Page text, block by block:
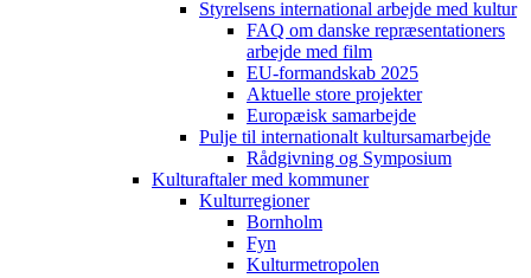
Styrelsens international arbejde med kultur
FAQ om danske repræsentationers
arbejde med film
EU-formandskab 2025
Aktuelle store projekter
Europæisk samarbejde
Pulje til internationalt kultursamarbejde
Rådgivning og Symposium
Kulturaftaler med kommuner
Kulturregioner
Bornholm
Fyn
Kulturmetropolen